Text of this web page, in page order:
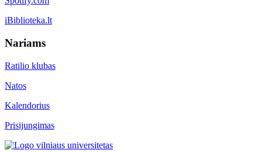
iBiblioteka.lt
Nariams
Ratilio klubas
Natos
Kalendorius
Prisijungimas